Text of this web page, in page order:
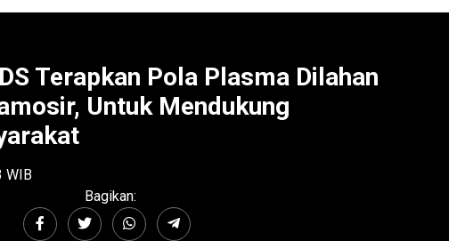
Terapkan Pola Plasma Dilahan
Untuk Mendukung
WIB
Bagikan: